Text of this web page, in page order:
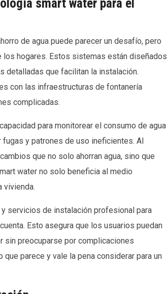
smart water para el
de agua puede parecer un desafío, pero
los hogares. Estos sistemas están diseñados
detalladas que facilitan la instalación.
con las infraestructuras de fontanería
complicadas.
para monitorear el consumo de agua
y patrones de uso ineficientes. Al
que no solo ahorran agua, sino que
water no solo beneficia al medio
vivienda.
servicios de instalación profesional para
Esto asegura que los usuarios puedan
preocuparse por complicaciones
parece y vale la pena considerar para un